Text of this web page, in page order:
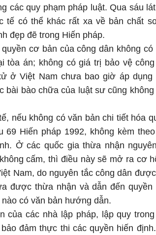
các quy phạm pháp luật. Qua sáu
tế có thể khác rất xa về bản chất
đẹp đẽ trong Hiến pháp.
cơ bản của công dân không có
tòa án; không có giá trị bảo vệ
ở Việt Nam chưa bao giờ áp dụng
bài bào chữa của luật sư cũng không
nếu không có văn bản chi tiết hóa
Hiến pháp 1992, không kèm
Ở các quốc gia thừa nhận
cấm, thì điều này sẽ mở ra cơ
Nam, do nguyên tắc công dân
được thừa nhận và dẫn đến quyền
có văn bản hướng dẫn.
của các nhà lập pháp, lập quy
đảm thực thi các quyền hiến